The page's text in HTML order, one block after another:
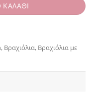
, Βραχιόλια, Βραχιόλια με